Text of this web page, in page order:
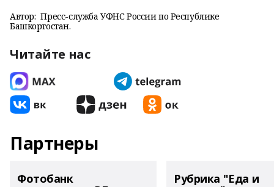
Автор: Пресс-служба УФНС России по Республике
Башкортостан.
Читайте нас
Партнеры
Фотобанк Рубрика "Еда и